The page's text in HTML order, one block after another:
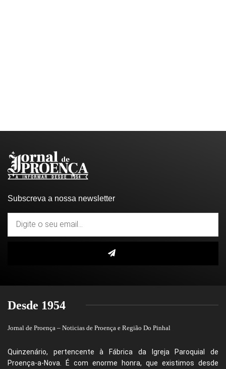
Subscreva a nossa newsletter
Desde 1954
Jornal de Proença – Noticias de Proença e Região Do Pinhal
Quinzenário, pertencente à Fábrica da Igreja Paroquial de
Proença-a-Nova. É com enorme honra, que existimos desde